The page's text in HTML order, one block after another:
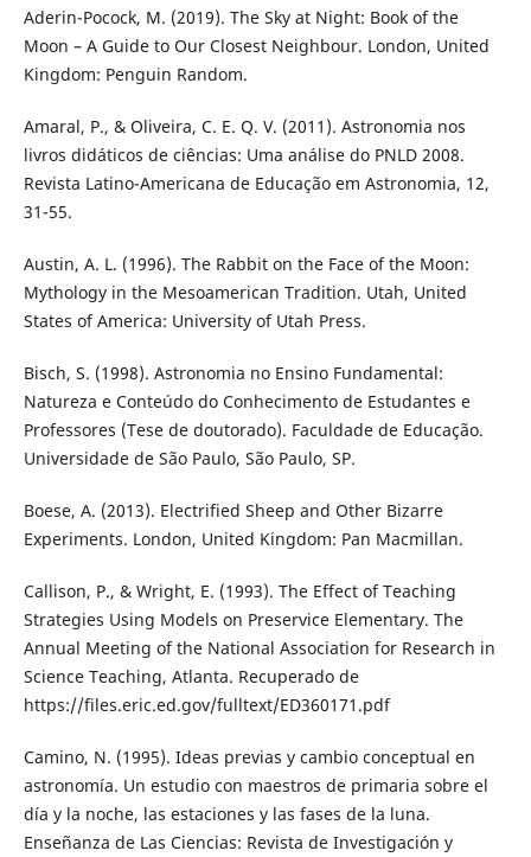
Aderin-Pocock, M. (2019). The Sky at Night: Book of the
Moon – A Guide to Our Closest Neighbour. London, United
Kingdom: Penguin Random.
Amaral, P., & Oliveira, C. E. Q. V. (2011). Astronomia nos
livros didáticos de ciências: Uma análise do PNLD 2008.
Revista Latino-Americana de Educação em Astronomia, 12,
31-55.
Austin, A. L. (1996). The Rabbit on the Face of the Moon:
Mythology in the Mesoamerican Tradition. Utah, United
States of America: University of Utah Press.
Bisch, S. (1998). Astronomia no Ensino Fundamental:
Natureza e Conteúdo do Conhecimento de Estudantes e
Professores (Tese de doutorado). Faculdade de Educação.
Universidade de São Paulo, São Paulo, SP.
Boese, A. (2013). Electrified Sheep and Other Bizarre
Experiments. London, United Kingdom: Pan Macmillan.
Callison, P., & Wright, E. (1993). The Effect of Teaching
Strategies Using Models on Preservice Elementary. The
Annual Meeting of the National Association for Research in
Science Teaching, Atlanta. Recuperado de
https://files.eric.ed.gov/fulltext/ED360171.pdf
Camino, N. (1995). Ideas previas y cambio conceptual en
astronomía. Un estudio con maestros de primaria sobre el
día y la noche, las estaciones y las fases de la luna.
Enseñanza de Las Ciencias: Revista de Investigación y